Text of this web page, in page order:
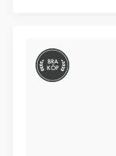
BRA
KÖP